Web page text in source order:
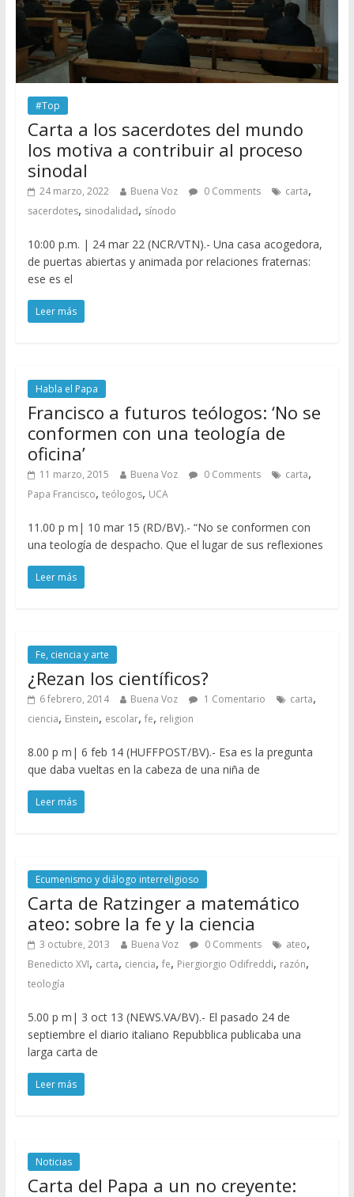
#Top
Carta a los sacerdotes del mundo
los motiva a contribuir al proceso
sinodal
24 marzo, 2022 Buena Voz 0 Comments carta,
sacerdotes, sinodalidad, sínodo
10:00 p.m. | 24 mar 22 (NCR/VTN).- Una casa acogedora,
de puertas abiertas y animada por relaciones fraternas:
ese es el
Leer más
Habla el Papa
Francisco a futuros teólogos: ‘No se
conformen con una teología de
oficina’
11 marzo, 2015 Buena Voz 0 Comments carta,
Papa Francisco, teólogos, UCA
11.00 p m| 10 mar 15 (RD/BV).- “No se conformen con
una teología de despacho. Que el lugar de sus reflexiones
Leer más
Fe, ciencia y arte
¿Rezan los científicos?
6 febrero, 2014 Buena Voz 1 Comentario carta,
ciencia, Einstein, escolar, fe, religion
8.00 p m| 6 feb 14 (HUFFPOST/BV).- Esa es la pregunta
que daba vueltas en la cabeza de una niña de
Leer más
Ecumenismo y diálogo interreligioso
Carta de Ratzinger a matemático
ateo: sobre la fe y la ciencia
3 octubre, 2013 Buena Voz 0 Comments ateo,
Benedicto XVI, carta, ciencia, fe, Piergiorgio Odifreddi, razón,
teología
5.00 p m| 3 oct 13 (NEWS.VA/BV).- El pasado 24 de
septiembre el diario italiano Repubblica publicaba una
larga carta de
Leer más
Noticias
Carta del Papa a un no creyente: